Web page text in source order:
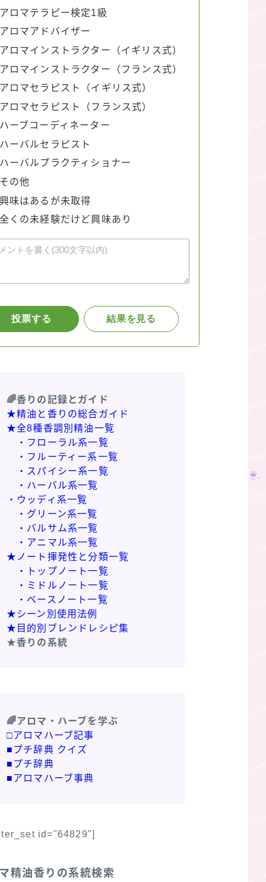
🌈香りの記録とガイド
★精油と香りの総合ガイド
★全8種香調別精油一覧
・フローラル系一覧
・フルーティー系一覧
・スパイシー系一覧
・ハーバル系一覧
・ウッディ系一覧
・グリーン系一覧
・バルサム系一覧
・アニマル系一覧
★ノート揮発性と分類一覧
・トップノート一覧
・ミドルノート一覧
・ベースノート一覧
★シーン別使用法例
★目的別ブレンドレシピ集
★香りの系統
🌈アロマ・ハーブを学ぶ
□アロマハーブ記事
■プチ辞典 クイズ
■プチ辞典
■アロマハーブ事典
id="64829"]
精油香りの系統検索